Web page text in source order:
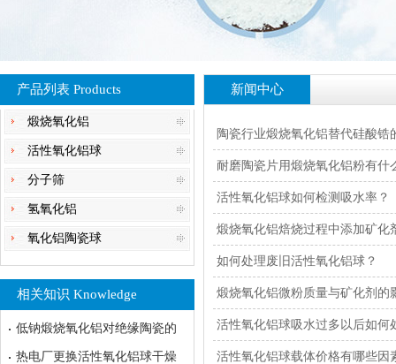
产品列表 Products
煅烧氧化铝
活性氧化铝球
分子筛
氢氧化铝
氧化铝陶瓷球
相关知识 Knowledge
低钠煅烧氧化铝对绝缘陶瓷的
热电厂更换活性氧化铝球干燥
新闻中心
陶瓷行业煅烧氧化铝替代硅酸锆
耐磨陶瓷片用煅烧氧化铝粉有什
活性氧化铝球如何检测吸水率？
煅烧氧化铝焙烧过程中添加矿化
如何处理废旧活性氧化铝球？
煅烧氧化铝微粉质量与矿化剂的
活性氧化铝球吸水过多以后如何
活性氧化铝球载体价格有哪些因